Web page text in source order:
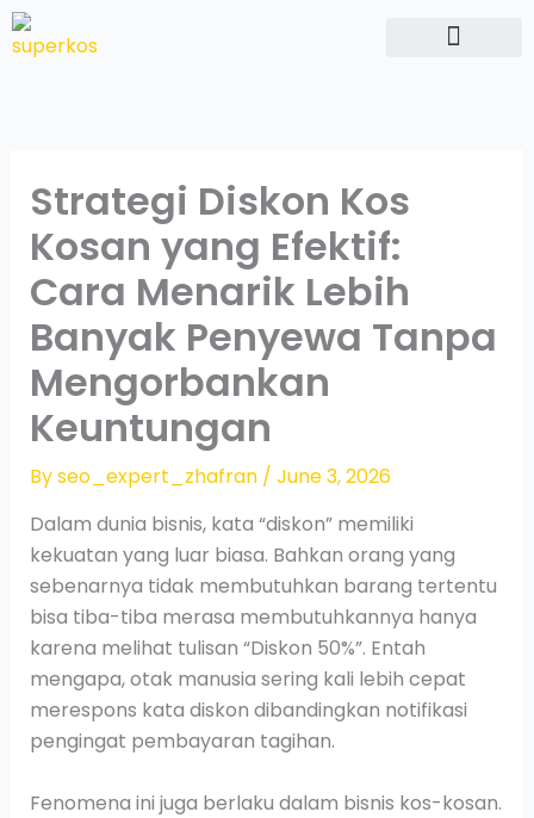
Skip
to
Strategi Diskon Kos
Kosan yang Efektif:
Cara Menarik Lebih
Banyak Penyewa Tanpa
Mengorbankan
Keuntungan
Byseo_expert_zhafran / June 3, 2026
Dalam dunia bisnis, kata “diskon” memiliki
kekuatan yang luar biasa. Bahkan orang yang
sebenarnya tidak membutuhkan barang tertentu
bisa tiba-tiba merasa membutuhkannya hanya
karena melihat tulisan “Diskon 50%”. Entah
mengapa, otak manusia sering kali lebih cepat
merespons kata diskon dibandingkan notifikasi
pengingat pembayaran tagihan.
Fenomena ini juga berlaku dalam bisnis kos-kosan.